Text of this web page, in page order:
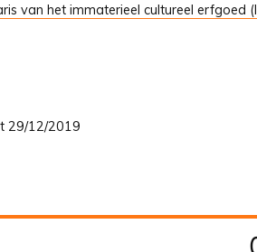
van het immaterieel cultureel erfgoed
29/12/2019